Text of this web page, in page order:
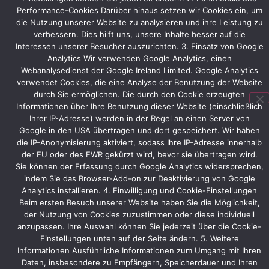
catcher
from
over
the
world.
Vorheriger Nächster
Performance-Cookies Darüber hinaus setzen wir Cookies ein, um
die Nutzung unserer Website zu analysieren und ihre Leistung zu
verbessern. Dies hilft uns, unsere Inhalte besser auf die
Interessen unserer Besucher auszurichten. 3. Einsatz von Google
Analytics Wir verwenden Google Analytics, einen
Webanalysedienst der Google Ireland Limited. Google Analytics
verwendet Cookies, die eine Analyse der Benutzung der Website
durch Sie ermöglichen. Die durch den Cookie erzeugten
Informationen über Ihre Benutzung dieser Website (einschließlich
Ihrer IP-Adresse) werden in der Regel an einen Server von
Google in den USA übertragen und dort gespeichert. Wir haben
die IP-Anonymisierung aktiviert, sodass Ihre IP-Adresse innerhalb
der EU oder des EWR gekürzt wird, bevor sie übertragen wird.
Sie können der Erfassung durch Google Analytics widersprechen,
indem Sie das Browser-Add-on zur Deaktivierung von Google
Analytics installieren. 4. Einwilligung und Cookie-Einstellungen
Beim ersten Besuch unserer Website haben Sie die Möglichkeit,
der Nutzung von Cookies zuzustimmen oder diese individuell
anzupassen. Ihre Auswahl können Sie jederzeit über die Cookie-
Einstellungen unten auf der Seite ändern. 5. Weitere
Informationen Ausführliche Informationen zum Umgang mit Ihren
Daten, insbesondere zu Empfängern, Speicherdauer und Ihren